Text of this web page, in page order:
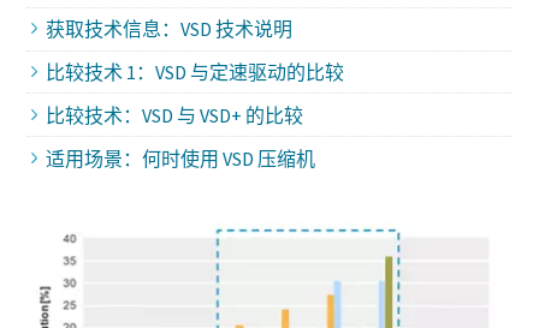
获取技术信息：VSD 技术说明
比较技术 1：VSD 与定速驱动的比较
比较技术：VSD 与 VSD+ 的比较
适用场景：何时使用 VSD 压缩机